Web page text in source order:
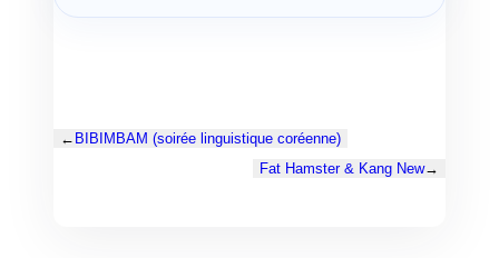
← BIBIMBAM (soirée linguistique coréenne)
Fat Hamster & Kang New→